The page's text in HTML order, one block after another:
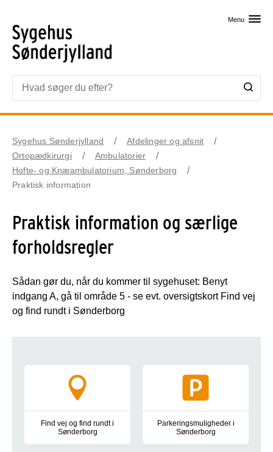
Menu
Sygehus Sønderjylland
Afdelinger og afsnit
Ortopædkirurgi
Ambulatorier
Hofte- og Knæambulatorium, Sønderborg
Praktisk information
Praktisk information og særlige
forholdsregler
Sådan gør du, når du kommer til sygehuset: Benyt
indgang A, gå til område 5 - se evt. oversigtskort Find vej
og find rundt i Sønderborg
Find vej og find rundt i
Sønderborg
Parkeringsmuligheder i
Sønderborg